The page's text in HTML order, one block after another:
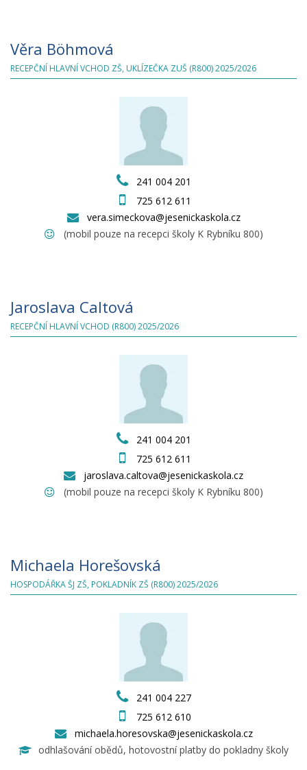
Věra Böhmová
RECEPČNÍ HLAVNÍ VCHOD ZŠ, UKLÍZEČKA ZUŠ (R800) 2025/2026
241 004 201
725 612 611
vera.simeckova@jesenickaskola.cz
(mobil pouze na recepci školy K Rybníku 800)
Jaroslava Caltová
RECEPČNÍ HLAVNÍ VCHOD (R800) 2025/2026
241 004 201
725 612 611
jaroslava.caltova@jesenickaskola.cz
(mobil pouze na recepci školy K Rybníku 800)
Michaela Horešovská
HOSPODÁŘKA ŠJ ZŠ, POKLADNÍK ZŠ (R800) 2025/2026
241 004 227
725 612 610
michaela.horesovska@jesenickaskola.cz
odhlašování obědů, hotovostní platby do pokladny školy